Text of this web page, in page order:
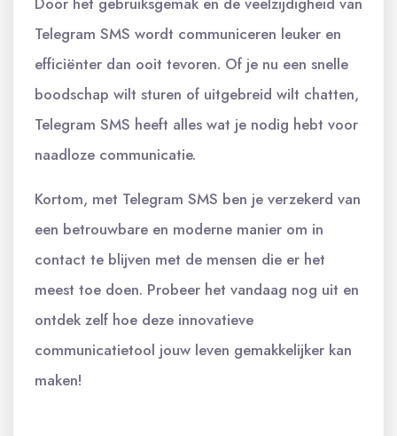
Telegram SMS wordt communiceren leuker en
efficiënter dan ooit tevoren. Of je nu een snelle
boodschap wilt sturen of uitgebreid wilt chatten,
Telegram SMS heeft alles wat je nodig hebt voor
naadloze communicatie.
Kortom, met Telegram SMS ben je verzekerd van
een betrouwbare en moderne manier om in
contact te blijven met de mensen die er het
meest toe doen. Probeer het vandaag nog uit en
ontdek zelf hoe deze innovatieve
communicatietool jouw leven gemakkelijker kan
maken!